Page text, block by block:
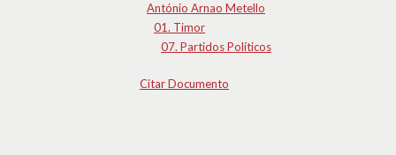
António Arnao Metello
01. Timor
07. Partidos Políticos
Citar Documento